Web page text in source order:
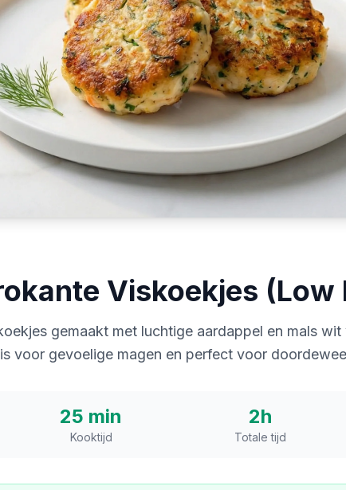
Viskoekjes (Low
gemaakt met luchtige aardappel en mals
voor gevoelige magen en perfect voor
25 min
Kooktijd
2h
Totale tijd